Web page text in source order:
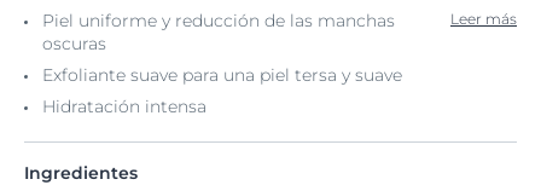
Piel uniforme y reducción de las manchas
oscuras
Exfoliante suave para una piel tersa y suave
Hidratación intensa
Leer más
Ingredientes